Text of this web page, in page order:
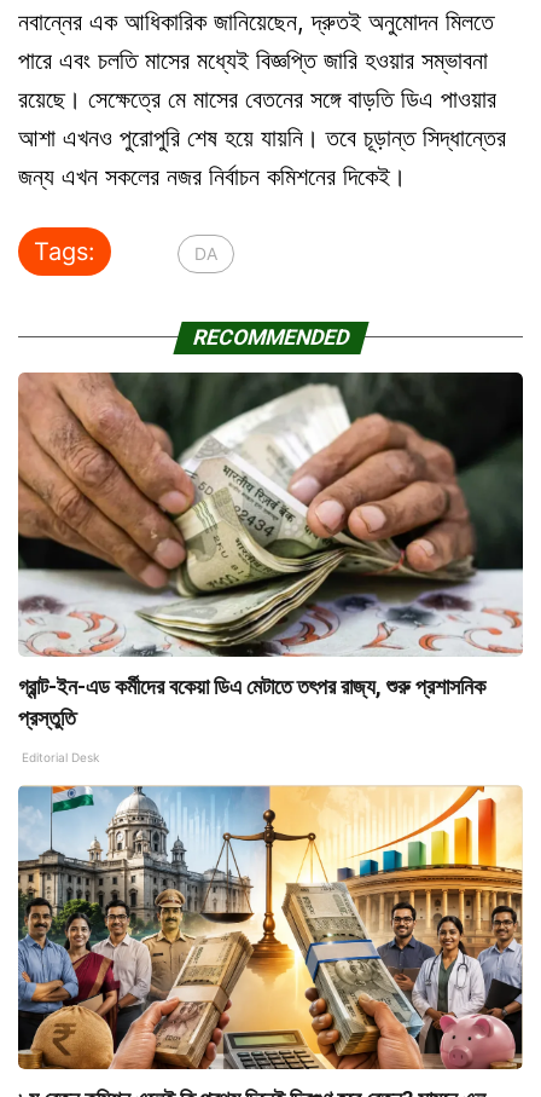
নবান্নের এক আধিকারিক জানিয়েছেন, দ্রুতই অনুমোদন মিলতে
পারে এবং চলতি মাসের মধ্যেই বিজ্ঞপ্তি জারি হওয়ার সম্ভাবনা
রয়েছে। সেক্ষেত্রে মে মাসের বেতনের সঙ্গে বাড়তি ডিএ পাওয়ার
আশা এখনও পুরোপুরি শেষ হয়ে যায়নি। তবে চূড়ান্ত সিদ্ধান্তের
জন্য এখন সকলের নজর নির্বাচন কমিশনের দিকেই।
Tags: DA
RECOMMENDED
গ্রান্ট-ইন-এড কর্মীদের বকেয়া ডিএ মেটাতে তৎপর রাজ্য, শুরু প্রশাসনিক
প্রস্তুতি
Editorial Desk